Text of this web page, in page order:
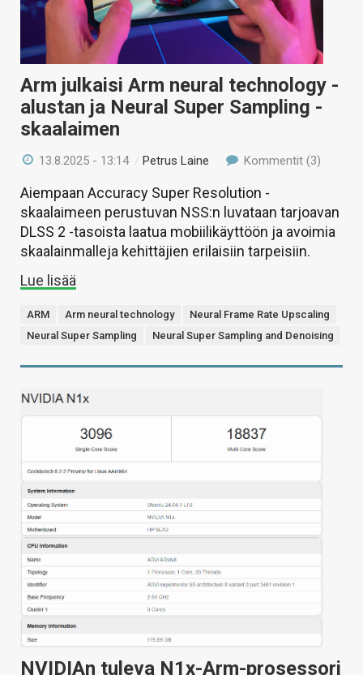
Arm julkaisi Arm neural technology -
alustan ja Neural Super Sampling -
skaalaimen
13.8.2025 - 13:14 / Petrus Laine Kommentit (3)
Aiempaan Accuracy Super Resolution -
skaalaimeen perustuvan NSS:n luvataan tarjoavan
DLSS 2 -tasoista laatua mobiilikäyttöön ja avoimia
skaalainmalleja kehittäjien erilaisiin tarpeisiin.
Lue lisää
ARM Arm neural technology
Neural Frame Rate Upscaling
Neural Super Sampling
Neural Super Sampling and Denoising
NVIDIAn tuleva N1x-Arm-prosessori